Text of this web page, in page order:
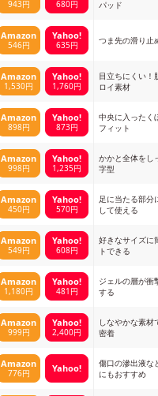
943円 680円
パッド
Amazon
546円
Yahoo!
635円 つま先の滑り止
Amazon
1,530円
Yahoo!
1,760円
目立ちにくい！
ロイ素材
Amazon
898円
Yahoo!
873円
中央に入ったく
フィット
Amazon
998円
Yahoo!
1,235円
かかと全体をし
字型
Amazon
450円
Yahoo!
570円
足に当たる部分
して使える
Amazon
549円
Yahoo!
608円
好きなサイズに
トできる
Amazon
1,180円
Yahoo!
481円
ジェルの層が衝
する
Amazon
999円
Yahoo!
2,400円
しなやかな素材
密着
Amazon
776円 Yahoo!
傷口の滲出液な
にもおすすめ